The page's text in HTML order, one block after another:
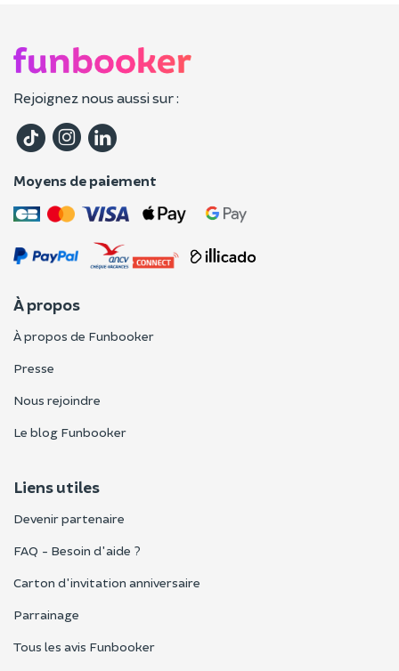
Rejoignez nous aussi sur :
Moyens de paiement
À propos
À propos de Funbooker
Presse
Nous rejoindre
Le blog Funbooker
Liens utiles
Devenir partenaire
FAQ - Besoin d'aide ?
Carton d'invitation anniversaire
Parrainage
Tous les avis Funbooker